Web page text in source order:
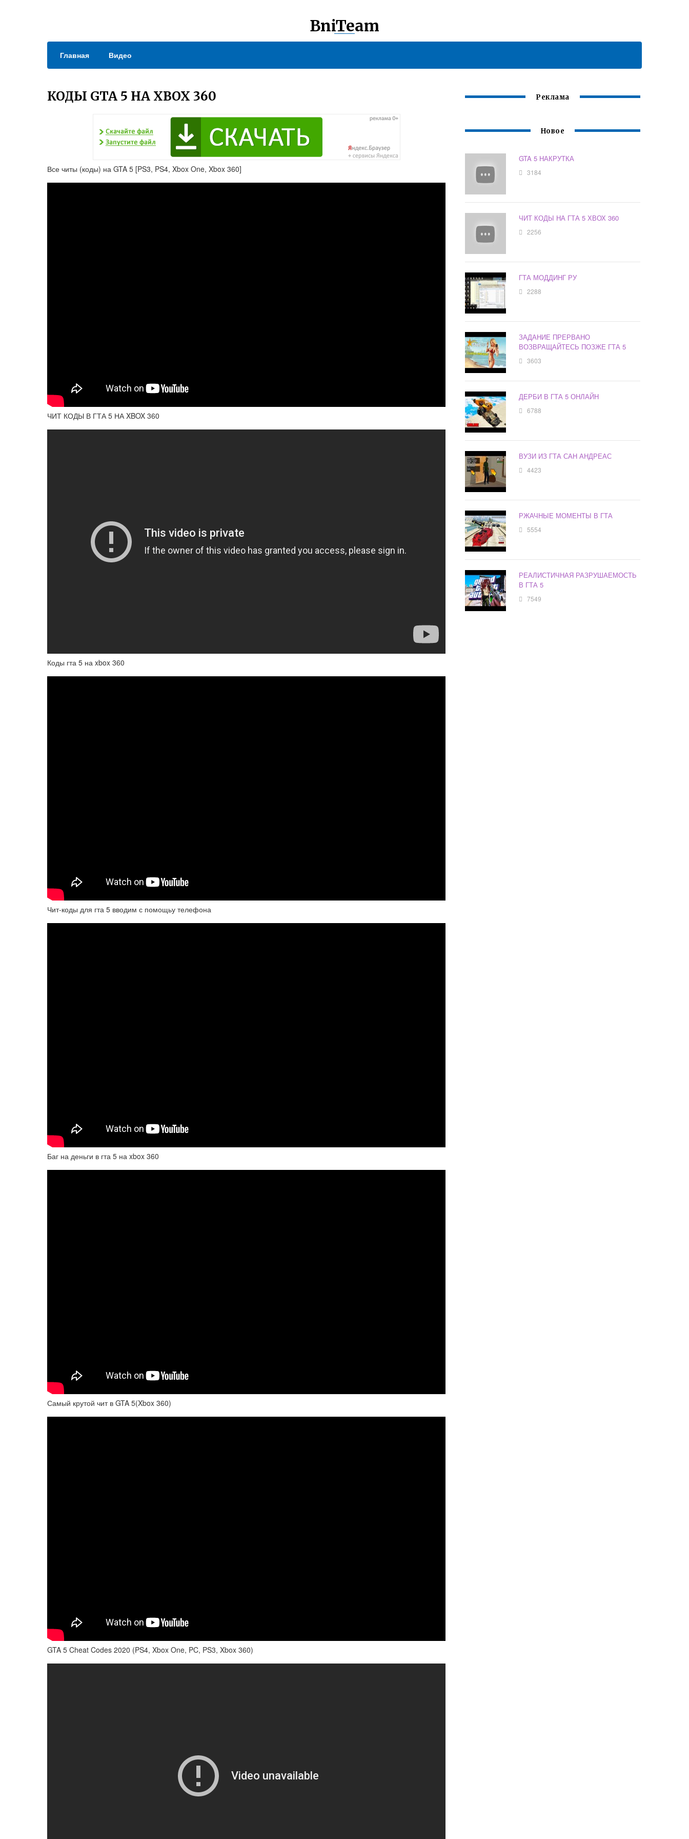
BniTeam
Главная Видео
КОДЫ GTA 5 НА XBOX 360
Все читы (коды) на GTA 5 [PS3, PS4, Xbox One, Xbox 360]
ЧИТ КОДЫ В ГТА 5 НА XBOX 360
Коды гта 5 на xbox 360
Чит-коды для гта 5 вводим с помощьу телефона
Баг на деньги в гта 5 на xbox 360
Самый крутой чит в GTA 5(Xbox 360)
GTA 5 Cheat Codes 2020 (PS4, Xbox One, PC, PS3, Xbox 360)
Реклама
Новое
GTA 5 НАКРУТКА
3184
ЧИТ КОДЫ НА ГТА 5 ХВОХ 360
2256
ГТА МОДДИНГ РУ
2288
ЗАДАНИЕ ПРЕРВАНО
ВОЗВРАЩАЙТЕСЬ ПОЗЖЕ ГТА 5
3603
ДЕРБИ В ГТА 5 ОНЛАЙН
6788
ВУЗИ ИЗ ГТА САН АНДРЕАС
4423
РЖАЧНЫЕ МОМЕНТЫ В ГТА
5554
РЕАЛИСТИЧНАЯ РАЗРУШАЕМОСТЬ
В ГТА 5
7549